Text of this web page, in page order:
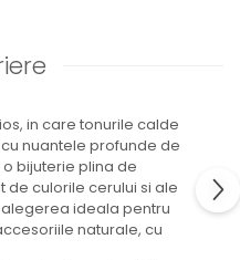
in care tonurile calde
nuantele profunde de
bijuterie plina de
de culorile cerului si ale
ideala pentru
naturale, cu